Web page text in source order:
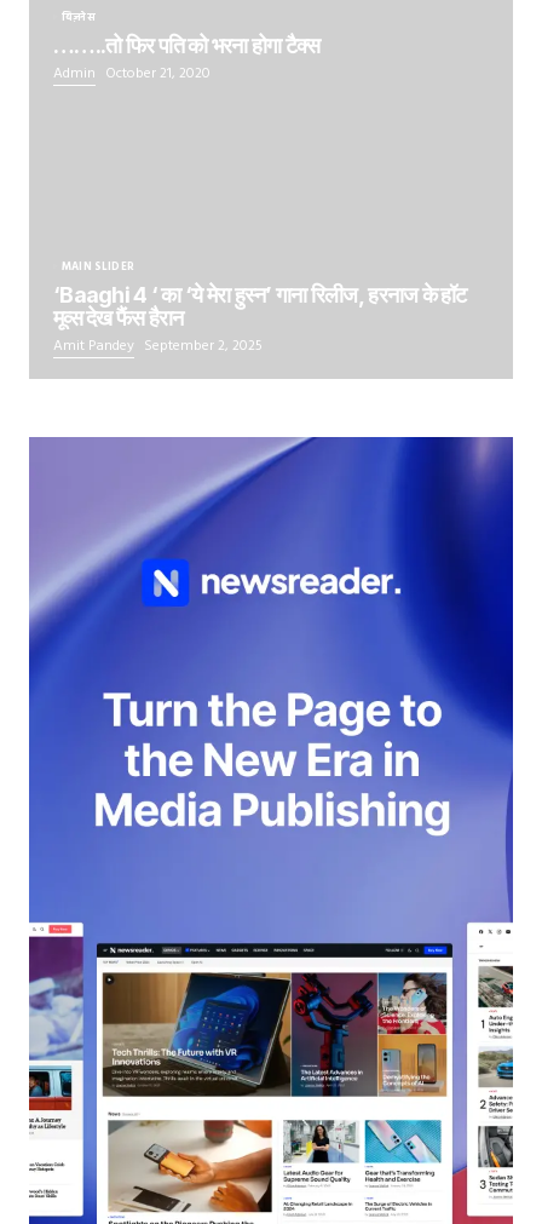
बिज़नेस
……..तो फिर पति को भरना होगा टैक्स
Admin October 21, 2020
MAIN SLIDER
‘Baaghi 4 ‘ का ‘ये मेरा हुस्न’ गाना रिलीज, हरनाज के हॉट
मूव्स देख फैंस हैरान
Amit Pandey September 2, 2025